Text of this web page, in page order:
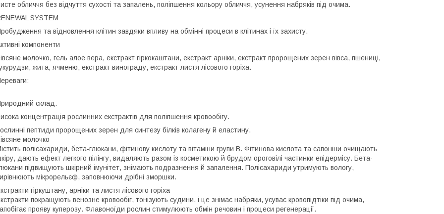
обличчя без відчуття сухості та запалень, поліпшення кольору обличчя, усунення набряків під очима.
SYSTEM
та відновлення клітин завдяки впливу на обмінні процеси в клітинах і їх захисту.
компоненти
молочко, гель алое вера, екстракт гіркокаштани, екстракт арніки, екстракт пророщених зерен вівса, пшениці,
жита, ячменю, екстракт винограду, екстракт листя лісового горіха.
склад.
концентрація рослинних екстрактів для поліпшення кровообігу.
пептиди пророщених зерен для синтезу білків колагену й еластину.
молочко
полісахариди, бета-глюкани, фітинову кислоту та вітаміни групи В. Фітинова кислота та сапоніни очищають
дають ефект легкого пілінгу, видаляють разом із косметикою й брудом ороговілі частинки епідермісу. Бета-
підвищують шкірний імунітет, знімають подразнення й запалення. Полісахариди утримують вологу,
мікрорельєф, заповнюючи дрібні зморшки.
гіркуштану, арніки та листя лісового горіха
покращують венозне кровообіг, тонізують судини, і це знімає набряки, усуває кровопідтіки під очима,
прояву куперозу. Флавоноїди рослин стимулюють обмін речовин і процеси регенерації.